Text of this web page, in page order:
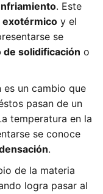
. Este
exotérmico y el
se
de solidificación o
es un cambio que
pasan de un
temperatura en la
se conoce
.
de la materia
logra pasar al